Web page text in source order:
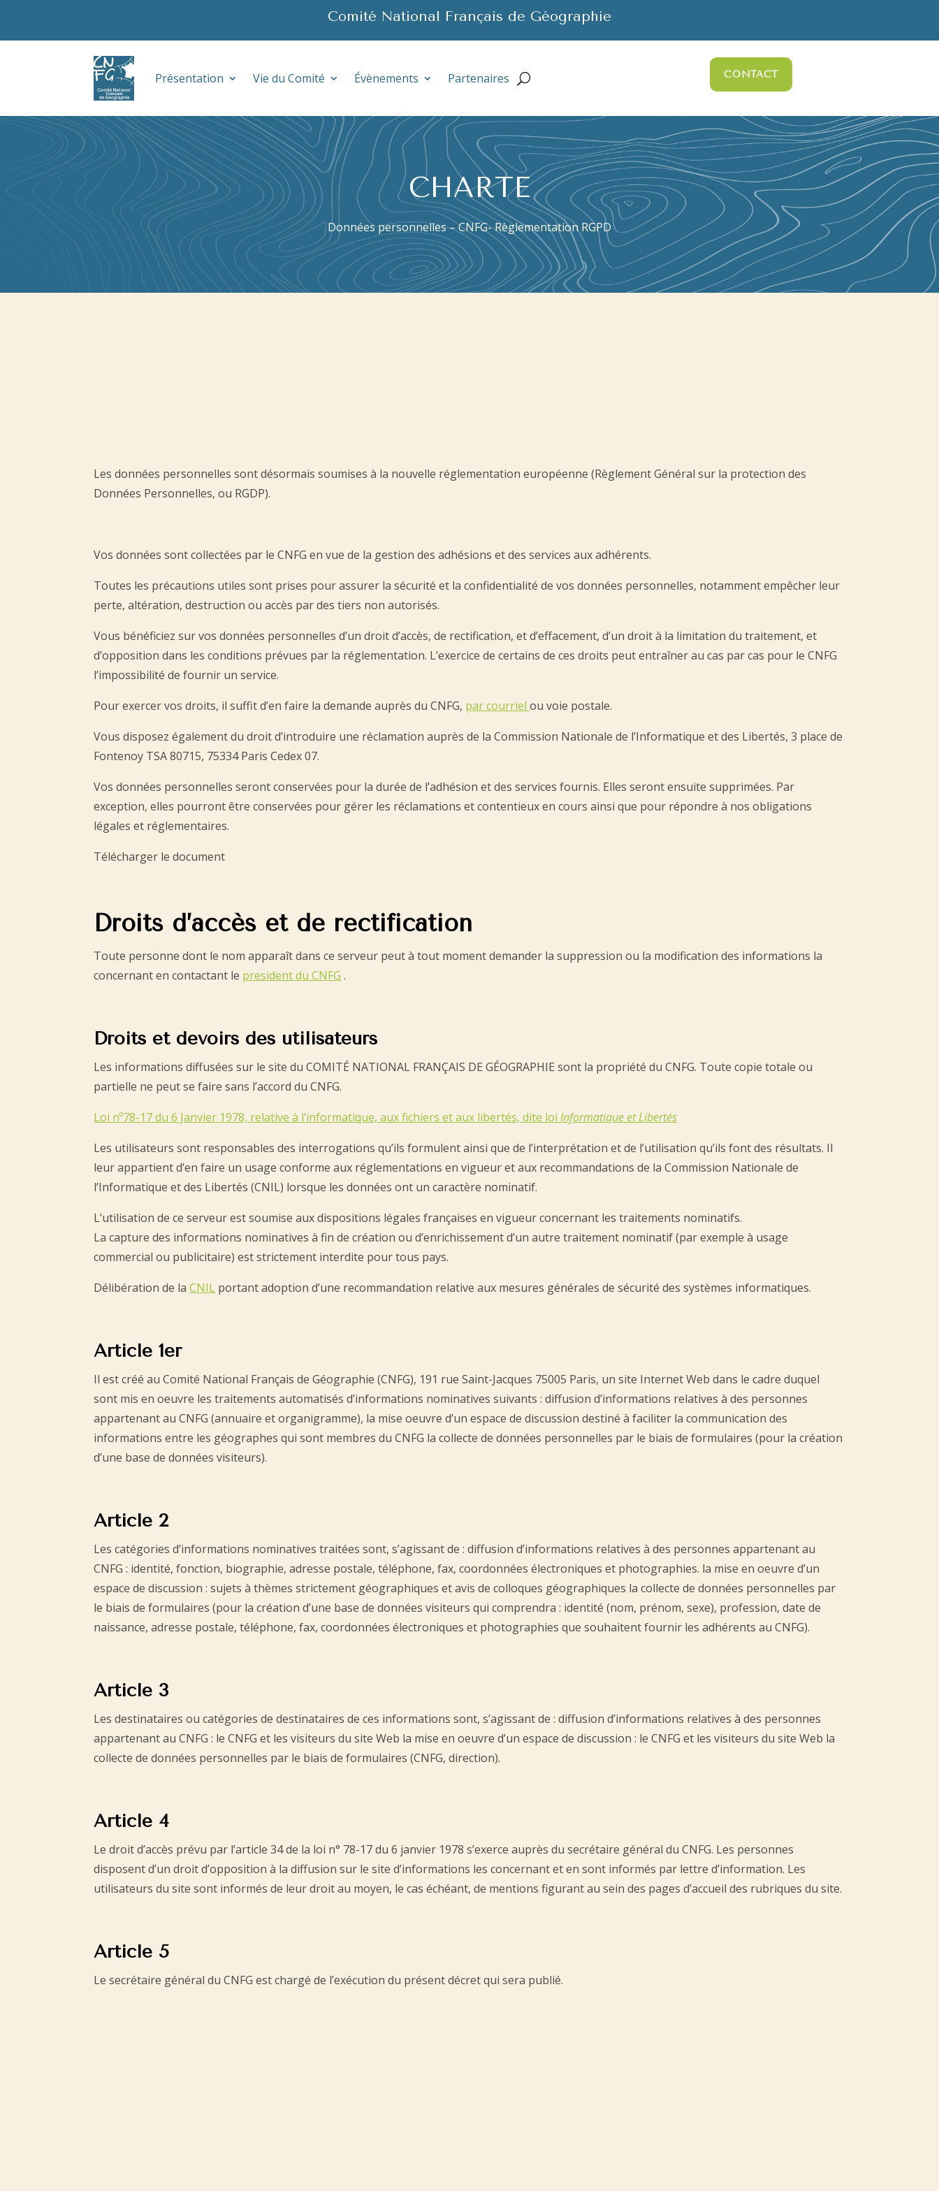
Comité National Français de Géographie
Présentation Vie du Comité Évènements Partenaires CONTACT
CHARTE
Données personnelles – CNFG- Règlementation RGPD
Les données personnelles sont désormais soumises à la nouvelle réglementation européenne (Règlement Général sur la protection des
Données Personnelles, ou RGDP).
Vos données sont collectées par le CNFG en vue de la gestion des adhésions et des services aux adhérents.
Toutes les précautions utiles sont prises pour assurer la sécurité et la confidentialité de vos données personnelles, notamment empêcher leur
perte, altération, destruction ou accès par des tiers non autorisés.
Vous bénéficiez sur vos données personnelles d’un droit d’accès, de rectification, et d’effacement, d’un droit à la limitation du traitement, et
d’opposition dans les conditions prévues par la réglementation. L’exercice de certains de ces droits peut entraîner au cas par cas pour le CNFG
l’impossibilité de fournir un service.
Pour exercer vos droits, il suffit d’en faire la demande auprès du CNFG, par courrielou voie postale.
Vous disposez également du droit d’introduire une réclamation auprès de la Commission Nationale de l’Informatique et des Libertés, 3 place de
Fontenoy TSA 80715, 75334 Paris Cedex 07.
Vos données personnelles seront conservées pour la durée de l’adhésion et des services fournis. Elles seront ensuite supprimées. Par
exception, elles pourront être conservées pour gérer les réclamations et contentieux en cours ainsi que pour répondre à nos obligations
légales et réglementaires.
Télécharger le document
Droits d’accès et de rectification
Toute personne dont le nom apparaît dans ce serveur peut à tout moment demander la suppression ou la modification des informations la
concernant en contactant le president du CNFG .
Droits et devoirs des utilisateurs
Les informations diffusées sur le site du COMITÉ NATIONAL FRANÇAIS DE GÉOGRAPHIE sont la propriété du CNFG. Toute copie totale ou
partielle ne peut se faire sans l’accord du CNFG.
Loi nº78-17 du 6 Janvier 1978, relative à l’informatique, aux fichiers et aux libertés, dite loiInformatique et Libertés
Les utilisateurs sont responsables des interrogations qu’ils formulent ainsi que de l’interprétation et de l’utilisation qu’ils font des résultats. Il
leur appartient d’en faire un usage conforme aux réglementations en vigueur et aux recommandations de la Commission Nationale de
l’Informatique et des Libertés (CNIL) lorsque les données ont un caractère nominatif.
L’utilisation de ce serveur est soumise aux dispositions légales françaises en vigueur concernant les traitements nominatifs.
La capture des informations nominatives à fin de création ou d’enrichissement d’un autre traitement nominatif (par exemple à usage
commercial ou publicitaire) est strictement interdite pour tous pays.
Délibération de laCNIL portant adoption d’une recommandation relative aux mesures générales de sécurité des systèmes informatiques.
Article 1er
Il est créé au Comité National Français de Géographie (CNFG), 191 rue Saint-Jacques 75005 Paris, un site Internet Web dans le cadre duquel
sont mis en oeuvre les traitements automatisés d’informations nominatives suivants : diffusion d’informations relatives à des personnes
appartenant au CNFG (annuaire et organigramme), la mise oeuvre d’un espace de discussion destiné à faciliter la communication des
informations entre les géographes qui sont membres du CNFG la collecte de données personnelles par le biais de formulaires (pour la création
d’une base de données visiteurs).
Article 2
Les catégories d’informations nominatives traitées sont, s’agissant de : diffusion d’informations relatives à des personnes appartenant au
CNFG : identité, fonction, biographie, adresse postale, téléphone, fax, coordonnées électroniques et photographies. la mise en oeuvre d’un
espace de discussion : sujets à thèmes strictement géographiques et avis de colloques géographiques la collecte de données personnelles par
le biais de formulaires (pour la création d’une base de données visiteurs qui comprendra : identité (nom, prénom, sexe), profession, date de
naissance, adresse postale, téléphone, fax, coordonnées électroniques et photographies que souhaitent fournir les adhérents au CNFG).
Article 3
Les destinataires ou catégories de destinataires de ces informations sont, s’agissant de : diffusion d’informations relatives à des personnes
appartenant au CNFG : le CNFG et les visiteurs du site Web la mise en oeuvre d’un espace de discussion : le CNFG et les visiteurs du site Web la
collecte de données personnelles par le biais de formulaires (CNFG, direction).
Article 4
Le droit d’accès prévu par l’article 34 de la loi n° 78-17 du 6 janvier 1978 s’exerce auprès du secrétaire général du CNFG. Les personnes
disposent d’un droit d’opposition à la diffusion sur le site d’informations les concernant et en sont informés par lettre d’information. Les
utilisateurs du site sont informés de leur droit au moyen, le cas échéant, de mentions figurant au sein des pages d’accueil des rubriques du site.
Article 5
Le secrétaire général du CNFG est chargé de l’exécution du présent décret qui sera publié.